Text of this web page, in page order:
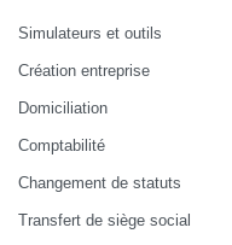
Simulateurs et outils
Création entreprise
Domiciliation
Comptabilité
Changement de statuts
Transfert de siège social